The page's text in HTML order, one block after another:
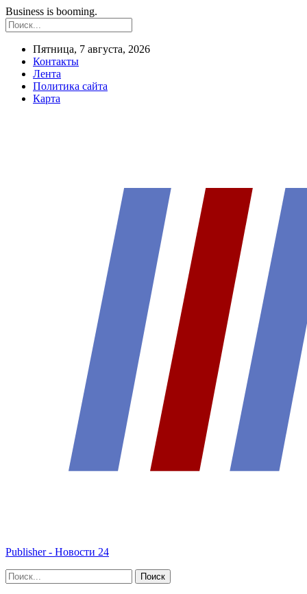
Business is booming.
Пятница, 7 августа, 2026
Контакты
Лента
Политика сайта
Карта
Publisher - Новости 24